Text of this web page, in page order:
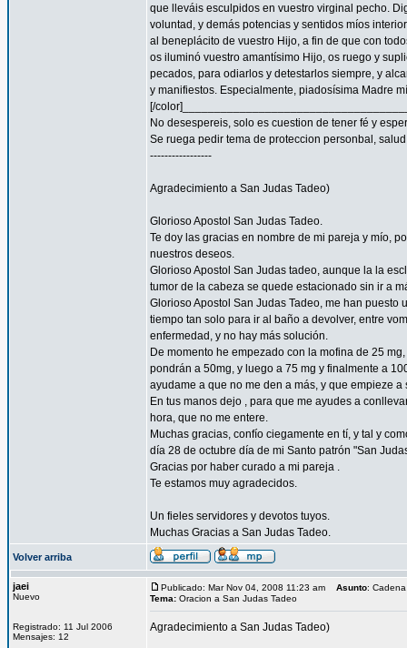
que lleváis esculpidos en vuestro virginal pecho.
voluntad, y demás potencias y sentidos míos
al beneplácito de vuestro Hijo, a fin de que con
os iluminó vuestro amantísimo Hijo, os ruego y
pecados, para odiarlos y detestarlos siempre, y
y manifiestos. Especialmente, piadosísima Madre
[/
No desespereis, solo es cuestion de tener fé y
Se ruega pedir tema de proteccion personbal,
-----------------
Agradecimiento a San Judas Tadeo)
Glorioso Apostol San Judas Tadeo.
Te doy las gracias en nombre de mi pareja y mío,
nuestros deseos.
Glorioso Apostol San Judas tadeo, aunque la la
tumor de la cabeza se quede estacionado sin ir a
Glorioso Apostol San Judas Tadeo, me han
tiempo tan solo para ir al baño a devolver, entre
enfermedad, y no hay más solución.
De momento he empezado con la mofina de 25
pondrán a 50mg, y luego a 75 mg y finalmente a
ayudame a que no me den a más, y que empieze
En tus manos dejo , para que me ayudes a
hora, que no me entere.
Muchas gracias, confío ciegamente en tí, y tal y
día 28 de octubre día de mi Santo patrón "San
Gracias por haber curado a mi pareja .
Te estamos muy agradecidos.
Un fieles servidores y devotos tuyos.
Muchas Gracias a San Judas Tadeo.
Volver arriba
jaei
Nuevo
Registrado: 11 Jul 2006
Mensajes: 12
Publicado: Mar Nov 04, 2008 11:23 am Asunto:
Tema: Oracion a San Judas Tadeo
Agradecimiento a San Judas Tadeo)